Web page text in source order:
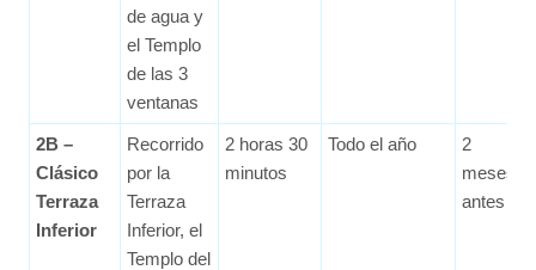
de agua y
el Templo
de las 3
ventanas
2B –
Clásico
Terraza
Inferior
Recorrido
por la
Terraza
Inferior, el
Templo del
2 horas 30
minutos
Todo el año
2
meses
antes